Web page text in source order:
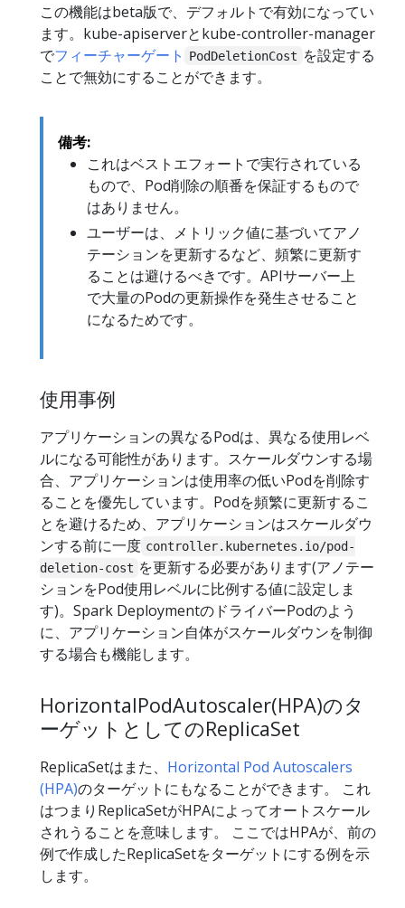
この機能はbeta版で、デフォルトで有効になってい
ます。kube-apiserverとkube-controller-manager
でフィーチャーゲート PodDeletionCost を設定する
ことで無効にすることができます。
備考:
これはベストエフォートで実行されている
もので、Pod削除の順番を保証するもので
はありません。
ユーザーは、メトリック値に基づいてアノ
テーションを更新するなど、頻繁に更新す
ることは避けるべきです。APIサーバー上
で大量のPodの更新操作を発生させること
になるためです。
使用事例
アプリケーションの異なるPodは、異なる使用レベ
ルになる可能性があります。スケールダウンする場
合、アプリケーションは使用率の低いPodを削除す
ることを優先しています。Podを頻繁に更新するこ
とを避けるため、アプリケーションはスケールダウ
ンする前に一度 controller.kubernetes.io/pod-
deletion-cost を更新する必要があります(アノテー
ションをPod使用レベルに比例する値に設定しま
す)。Spark DeploymentのドライバーPodのよう
に、アプリケーション自体がスケールダウンを制御
する場合も機能します。
HorizontalPodAutoscaler(HPA)のタ
ーゲットとしてのReplicaSet
ReplicaSetはまた、 Horizontal Pod Autoscalers
(HPA)のターゲットにもなることができます。 これ
はつまりReplicaSetがHPAによってオートスケール
されうることを意味します。 ここではHPAが、前の
例で作成したReplicaSetをターゲットにする例を示
します。